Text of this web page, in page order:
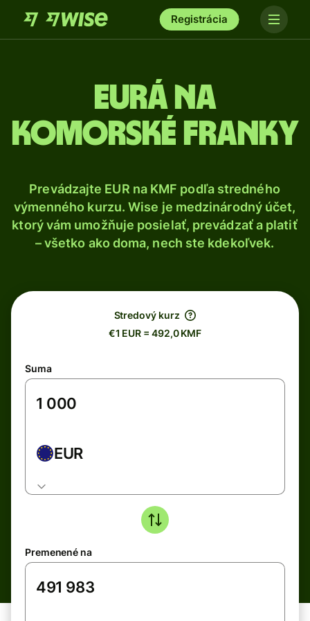
Registrácia
Eurá na
komorské franky
Prevádzajte EUR na KMF podľa stredného
výmenného kurzu. Wise je medzinárodný účet,
ktorý vám umožňuje posielať, prevádzať a platiť
– všetko ako doma, nech ste kdekoľvek.
Stredový kurz
€1 EUR = 492,0 KMF
Suma
EUR
Premenené na